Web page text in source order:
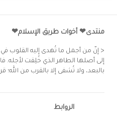
منتدى❤ أخوات طريق الإسلام❤
< إنّ من أجمل ما تُهدى إليه القلوب في
إلى أصلها الطاهر الذي خُلِقت لأجله.
بالبعد، ولا تُشفى إلا بالقرب من
الروابط